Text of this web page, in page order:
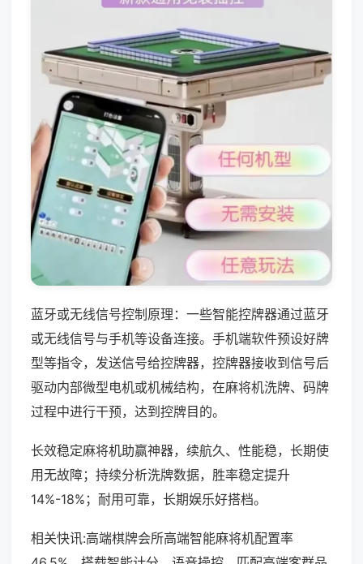
蓝牙或无线信号控制原理：一些智能控牌器通过蓝牙
或无线信号与手机等设备连接。手机端软件预设好牌
型等指令，发送信号给控牌器，控牌器接收到信号后
驱动内部微型电机或机械结构，在麻将机洗牌、码牌
过程中进行干预，达到控牌目的。
长效稳定麻将机助赢神器，续航久、性能稳，长期使
用无故障；持续分析洗牌数据，胜率稳定提升
14%-18%；耐用可靠，长期娱乐好搭档。
相关快讯:高端棋牌会所高端智能麻将机配置率